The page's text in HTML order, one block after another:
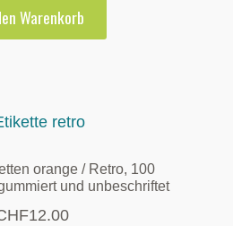
Warenkorb
orange / Retro, 100
und unbeschriftet
12.00